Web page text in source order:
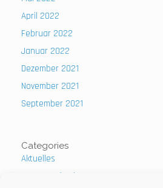
April 2022
Februar 2022
Januar 2022
Dezember 2021
November 2021
September 2021
Categories
Aktuelles
Uncategorized